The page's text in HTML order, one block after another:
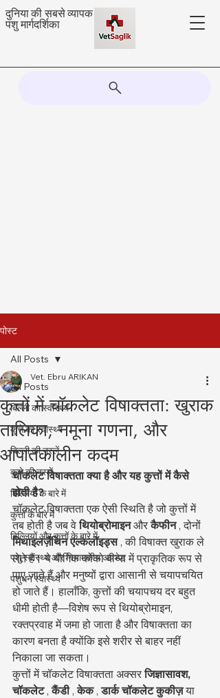
दुनिया की सबसे व्यापक
पशु मार्गदर्शिका
पोस्ट
All Posts
बिल्ली का स्वास्थ्य
कुत्ते का स्वास्थ्य
बिल्ली की नस्लें
कुत्ते की नस्लें
बिल्लियों के बारे में
कुत्तों के बारे में
बिल्लियों और कुत्तों के बारे में
पशु स्वास्थ्य और नियामकीय अपडेट
पशुधन स्वास्थ्य
All Posts
कुत्तों में चॉकलेट विषाक्तता: खुराक
तालिका, नमूना गणना, और
आपातकालीन कदम
Vet. Ebru ARIKAN
चॉकलेट विषाक्तता क्या है और यह कुत्तों में कैसे
होती है?
चॉकलेट विषाक्तता एक ऐसी स्थिति है जो कुत्तों में
तब होती है जब वे थियोब्रोमाइन और कैफीन , दोनों
मिथाइलज़ैंथिन एल्कलॉइड्स , की विषाक्त खुराक ले
लेते हैं। ये यौगिक कोको बीन्स में प्राकृतिक रूप से
पाए जाते हैं और मनुष्यों द्वारा आसानी से चयापचयित
हो जाते हैं। हालाँकि, कुत्तों की चयापचय दर बहुत
धीमी होती है—विशेष रूप से थियोब्रोमाइन,
रक्तप्रवाह में जमा हो जाता है और विषाक्तता का
कारण बनता है क्योंकि इसे शरीर से बाहर नहीं
निकाला जा सकता।
कुत्तों में चॉकलेट विषाक्तता अक्सर जिज्ञासावश,
चॉकलेट , कैंडी , केक , डार्क चॉकलेट कुकीज़ या